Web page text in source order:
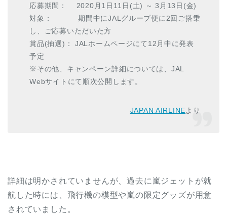
応募期間： 2020月1日11日(土) ～ 3月13日(金)
対象： 期間中にJALグループ便に2回ご搭乗
し、ご応募いただいた方
賞品(抽選)： JALホームページにて12月中に発表
予定
※その他、キャンペーン詳細については、JAL
Webサイトにて順次公開します。
JAPAN AIRLINEより
詳細は明かされていませんが、過去に嵐ジェットが就
航した時には、飛行機の模型や嵐の限定グッズが用意
されていました。